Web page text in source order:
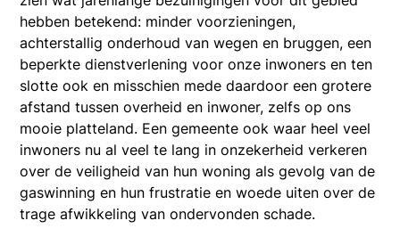
hebben betekend: minder voorzieningen,
achterstallig onderhoud van wegen en bruggen, een
beperkte dienstverlening voor onze inwoners en ten
slotte ook en misschien mede daardoor een grotere
afstand tussen overheid en inwoner, zelfs op ons
mooie platteland. Een gemeente ook waar heel veel
inwoners nu al veel te lang in onzekerheid verkeren
over de veiligheid van hun woning als gevolg van de
gaswinning en hun frustratie en woede uiten over de
trage afwikkeling van ondervonden schade.